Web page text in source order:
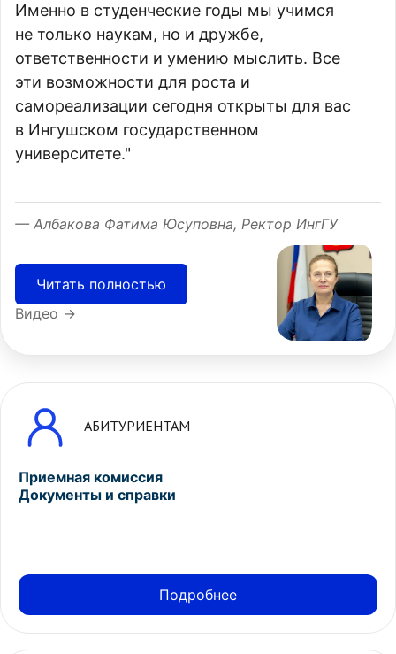
Читать полностью
Видео →
Именно в студенческие годы мы учимся
не только наукам, но и дружбе,
ответственности и умению мыслить. Все
эти возможности для роста и
самореализации сегодня открыты для вас
в Ингушском государственном
университете."
— Албакова Фатима Юсуповна, Ректор ИнгГУ
АБИТУРИЕНТАМ
Приемная комиссия
Документы и справки
Подробнее